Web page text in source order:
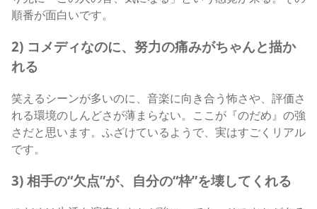
順番が面白いです。
2) コメディなのに、努力の痛みがちゃんと描か
れる
笑えるシーンが多いのに、音楽に向き合う怖さや、評価さ
れる環境のしんどさが薄まらない。ここが『のだめ』の強
さだと思います。ふざけているようで、実はすごくリアル
です。
3) 相手の“欠点”が、自分の“枠”を壊してくれる